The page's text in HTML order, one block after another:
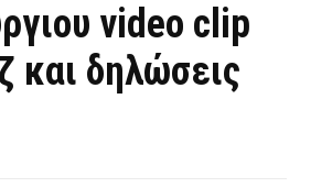
video clip
και δηλώσεις